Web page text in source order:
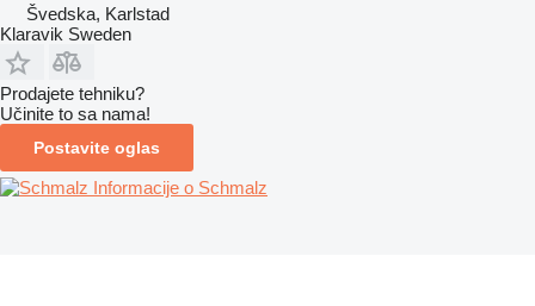
Švedska, Karlstad
Klaravik Sweden
Prodajete tehniku?
Učinite to sa nama!
Postavite oglas
Informacije o Schmalz